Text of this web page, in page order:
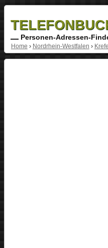
Personen-Adressen-
Home › Nordrhein-Westfalen ›